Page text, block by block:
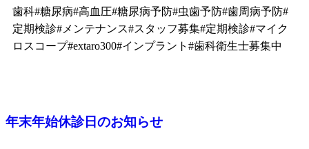
歯科#糖尿病#高血圧#糖尿病予防#虫歯予防#歯周病予防#
定期検診#メンテナンス#スタッフ募集#定期検診#マイク
ロスコープ#extaro300#インプラント#歯科衛生士募集中
年末年始休診日のお知らせ